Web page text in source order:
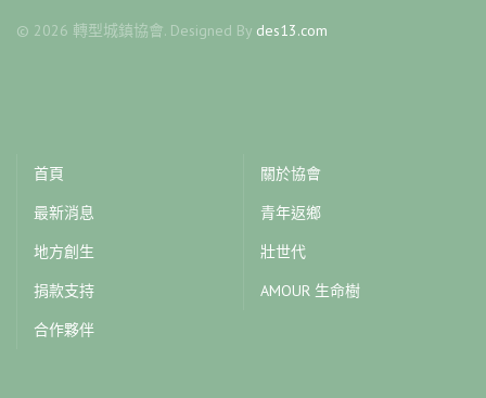
© 2026 轉型城鎮協會. Designed By des13.com
首頁
關於協會
最新消息
青年返鄉
地方創生
壯世代
捐款支持
AMOUR 生命樹
合作夥伴